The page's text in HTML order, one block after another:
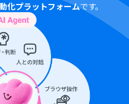
す。無料トライアル中には制限対
を操作するオペレーションを使用
レーションの設定方法は以下を
yoom/ja/articles/9099691
化プラットフォームです。